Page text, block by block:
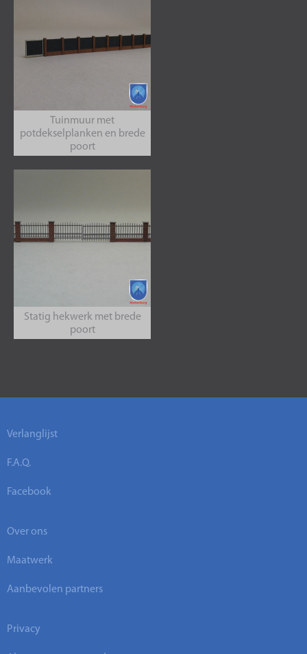
Tuinmuur met
potdekselplanken en brede
poort
Statig hekwerk met brede
poort
Verlanglijst
F.A.Q.
Facebook
Over ons
Maatwerk
Aanbevolen partners
Privacy